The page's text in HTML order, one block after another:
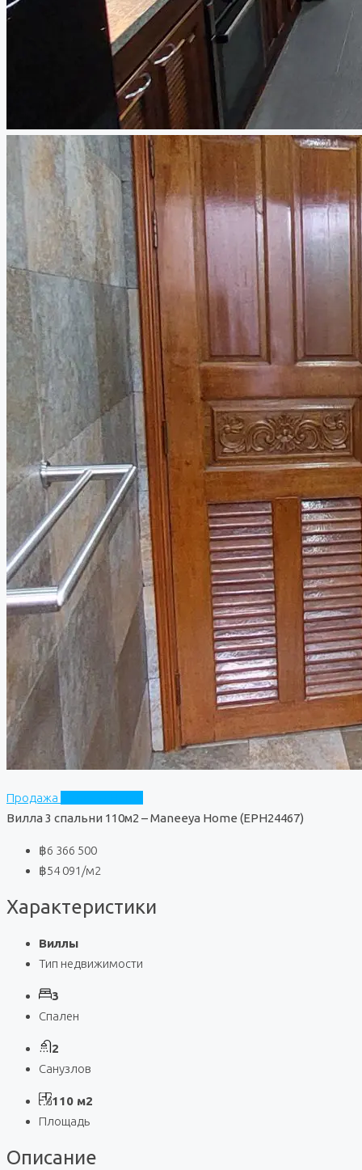
Продажа
Вилла 3 спальни 110м2 – Maneeya Home (EPH24467)
฿6 366 500
฿54 091 /м2
Характеристики
Виллы
Тип недвижимости
3
Спален
2
Санузлов
110 м2
Площадь
Описание